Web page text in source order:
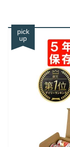
pick
up